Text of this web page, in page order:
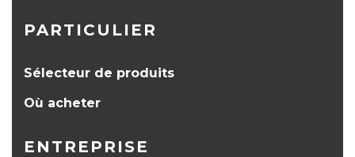
PARTICULIER
Sélecteur de produits
Où acheter
ENTREPRISE